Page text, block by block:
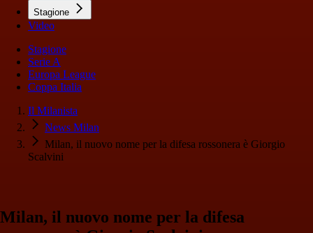
Stagione
Video
Stagione
Serie A
Europa League
Coppa Italia
Il Milanista
News Milan
Milan, il nuovo nome per la difesa rossonera è Giorgio
Scalvini
Milan, il nuovo nome per la difesa